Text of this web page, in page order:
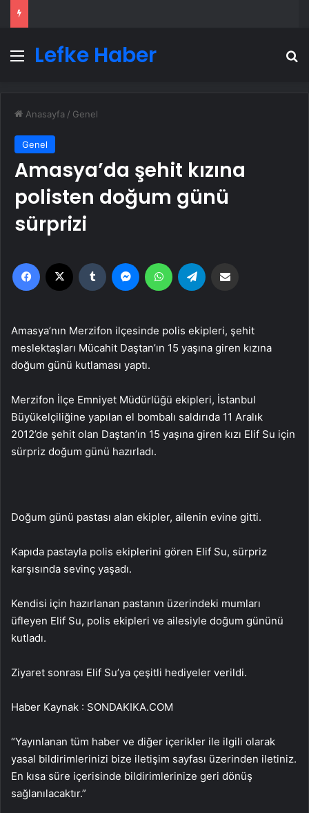
Menü
Lefke Haber
Anasayfa / Genel
Genel
Amasya’da şehit kızına
polisten doğum günü
sürprizi
Facebook Tumblr MessengerWhatsApp
Amasya’nın Merzifon ilçesinde polis ekipleri, şehit
meslektaşları Mücahit Daştan’ın 15 yaşına giren kızına
doğum günü kutlaması yaptı.
Merzifon İlçe Emniyet Müdürlüğü ekipleri, İstanbul
Büyükelçiliğine yapılan el bombalı saldırıda 11 Aralık
2012’de şehit olan Daştan’ın 15 yaşına giren kızı Elif Su için
sürpriz doğum günü hazırladı.
Doğum günü pastası alan ekipler, ailenin evine gitti.
Kapıda pastayla polis ekiplerini gören Elif Su, sürpriz
karşısında sevinç yaşadı.
Kendisi için hazırlanan pastanın üzerindeki mumları
üfleyen Elif Su, polis ekipleri ve ailesiyle doğum gününü
kutladı.
Ziyaret sonrası Elif Su’ya çeşitli hediyeler verildi.
Haber Kaynak : SONDAKIKA.COM
“Yayınlanan tüm haber ve diğer içerikler ile ilgili olarak
yasal bildirimlerinizi bize iletişim sayfası üzerinden iletiniz.
En kısa süre içerisinde bildirimlerinize geri dönüş
sağlanılacaktır.”